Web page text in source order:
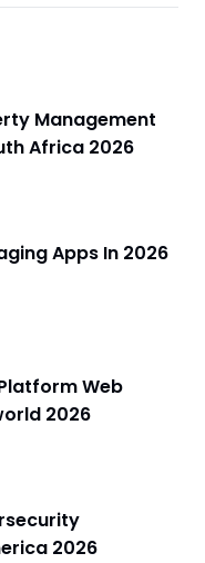
Management
Africa 2026
Apps In 2026
Web
2026
2026